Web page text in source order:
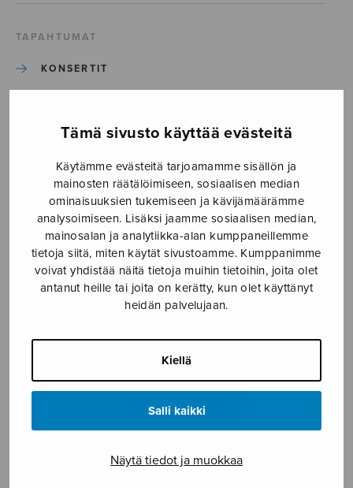
Tämä sivusto käyttää evästeitä
Käytämme evästeitä tarjoamamme sisällön ja
mainosten räätälöimiseen, sosiaalisen median
ominaisuuksien tukemiseen ja kävijämäärämme
analysoimiseen. Lisäksi jaamme sosiaalisen median,
mainosalan ja analytiikka-alan kumppaneillemme
tietoja siitä, miten käytät sivustoamme. Kumppanimme
voivat yhdistää näitä tietoja muihin tietoihin, joita olet
antanut heille tai joita on kerätty, kun olet käyttänyt
heidän palvelujaan.
Kiellä
Salli kaikki
Näytä tiedot ja muokkaa
TAPAHTUMAT
KONSERTIT
Nella Moisseinen
Nella Moisseinen